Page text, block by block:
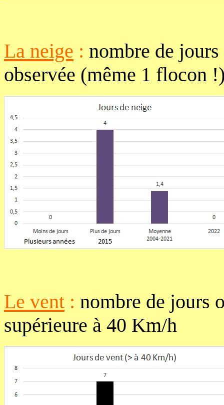
La neige : nombre de
observée (même 1 flocon
Le vent : nombre de jours
supérieure à 40 Km/h